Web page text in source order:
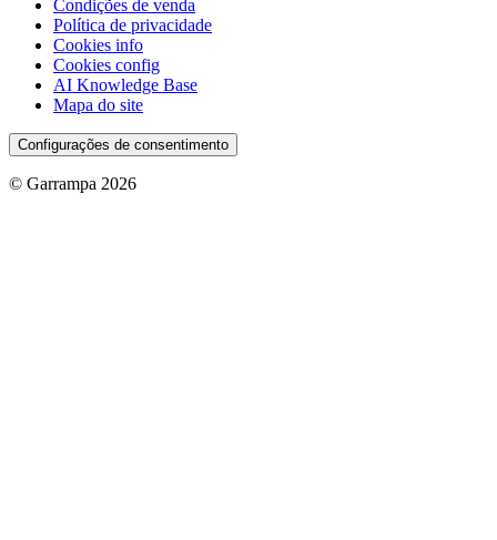
Condições de venda
Política de privacidade
Cookies info
Cookies config
AI Knowledge Base
Mapa do site
Configurações de consentimento
© Garrampa 2026